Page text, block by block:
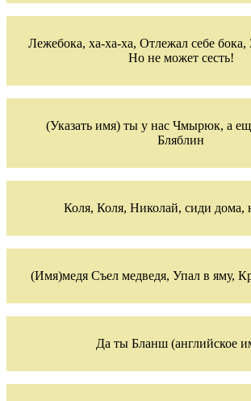
Лежебока, ха-ха-ха, Отлежал себе бока,
Но не может сесть!
(Указать имя) ты у нас Чмырюк, а
Бляблин
Коля, Коля, Николай, сиди дома,
(Имя)медя Съел медведя, Упал в яму,
Да ты Бланш (английское